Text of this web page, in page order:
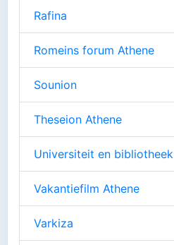
Rafina
Romeins forum Athene
Sounion
Theseion Athene
Universiteit en bibliotheek
Vakantiefilm Athene
Varkiza